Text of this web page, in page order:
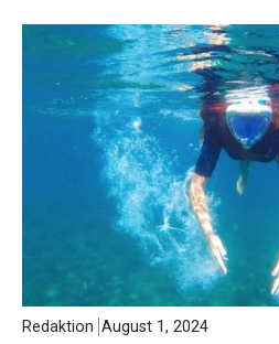
Redaktion August 1, 2024